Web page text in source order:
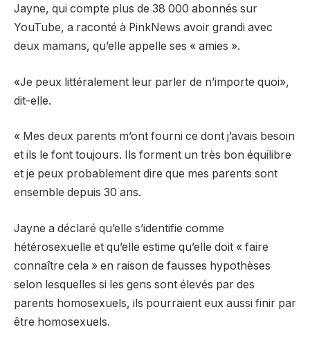
Jayne, qui compte plus de 38 000 abonnés sur
YouTube, a raconté à PinkNews avoir grandi avec
deux mamans, qu’elle appelle ses « amies ».
«Je peux littéralement leur parler de n’importe quoi»,
dit-elle.
« Mes deux parents m’ont fourni ce dont j’avais besoin
et ils le font toujours. Ils forment un très bon équilibre
et je peux probablement dire que mes parents sont
ensemble depuis 30 ans.
Jayne a déclaré qu’elle s’identifie comme
hétérosexuelle et qu’elle estime qu’elle doit « faire
connaître cela » en raison de fausses hypothèses
selon lesquelles si les gens sont élevés par des
parents homosexuels, ils pourraient eux aussi finir par
être homosexuels.